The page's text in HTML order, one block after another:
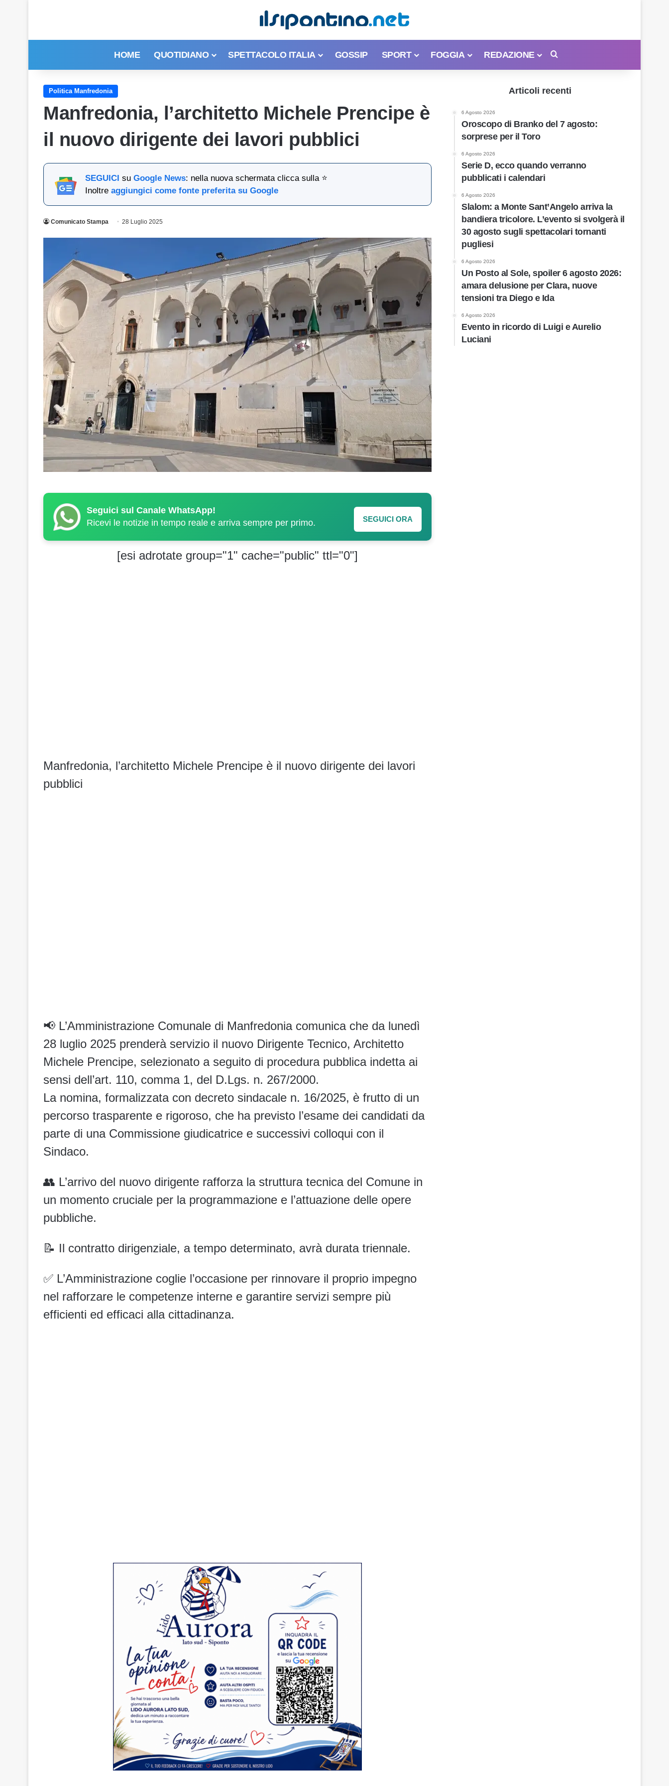
HOME QUOTIDIANO SPETTACOLO ITALIA GOSSIP SPORT FOGGIA REDAZIONE
Politica Manfredonia
Manfredonia, l’architetto Michele Prencipe è
il nuovo dirigente dei lavori pubblici
SEGUICI su Google News: nella nuova schermata clicca sulla ⭐
Inoltre aggiungici come fonte preferita su Google
Comunicato Stampa 28 Luglio 2025
Seguici sul Canale WhatsApp!
Ricevi le notizie in tempo reale e arriva sempre per primo.
SEGUICI ORA
[esi adrotate group="1" cache="public" ttl="0"]
Manfredonia, l’architetto Michele Prencipe è il nuovo dirigente dei lavori
pubblici
📢 L’Amministrazione Comunale di Manfredonia comunica che da lunedì
28 luglio 2025 prenderà servizio il nuovo Dirigente Tecnico, Architetto
Michele Prencipe, selezionato a seguito di procedura pubblica indetta ai
sensi dell’art. 110, comma 1, del D.Lgs. n. 267/2000.
La nomina, formalizzata con decreto sindacale n. 16/2025, è frutto di un
percorso trasparente e rigoroso, che ha previsto l’esame dei candidati da
parte di una Commissione giudicatrice e successivi colloqui con il
Sindaco.
👥 L’arrivo del nuovo dirigente rafforza la struttura tecnica del Comune in
un momento cruciale per la programmazione e l’attuazione delle opere
pubbliche.
📝 Il contratto dirigenziale, a tempo determinato, avrà durata triennale.
✅ L’Amministrazione coglie l’occasione per rinnovare il proprio impegno
nel rafforzare le competenze interne e garantire servizi sempre più
efficienti ed efficaci alla cittadinanza.
Articoli recenti
6 Agosto 2026
Oroscopo di Branko del 7 agosto:
sorprese per il Toro
6 Agosto 2026
Serie D, ecco quando verranno
pubblicati i calendari
6 Agosto 2026
Slalom: a Monte Sant’Angelo arriva la
bandiera tricolore. L’evento si svolgerà il
30 agosto sugli spettacolari tornanti
pugliesi
6 Agosto 2026
Un Posto al Sole, spoiler 6 agosto 2026:
amara delusione per Clara, nuove
tensioni tra Diego e Ida
6 Agosto 2026
Evento in ricordo di Luigi e Aurelio
Luciani